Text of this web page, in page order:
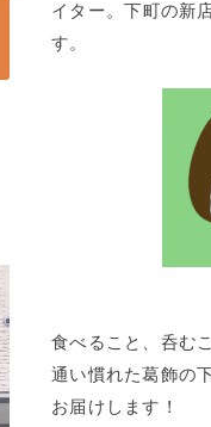
イター。下町の新
す。
食べること、呑む
通い慣れた葛飾の
お届けします！